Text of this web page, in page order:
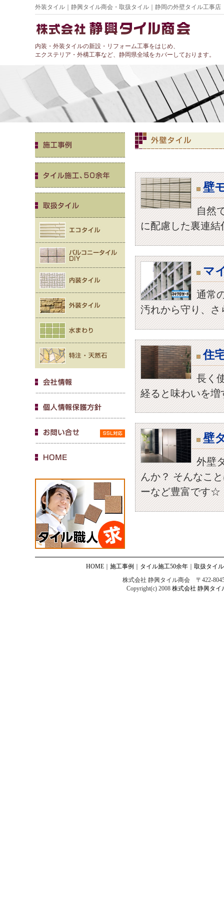
外装タイル｜静興タイル商会・取扱タイル｜静岡の外壁タイル工事店
内装・外装タイルの新設・リフォーム工事をはじめ、
エクステリア・外構工事など、静岡県全域をカバーしております。
壁
自然
に配慮した裏連結
マ
通常
汚れから守り、
住
長く
経ると味わいを
壁
外壁
んか？ そんなこ
ーなど豊富です☆
HOME 施工事例 タイル施工50余年 取扱タイル
株式会社 静興タイル商会 〒422-
Copyright(c) 2008 株式会社 静興タイ